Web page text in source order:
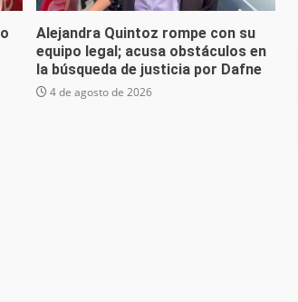
Alejandra Quintoz rompe con su
equipo legal; acusa obstáculos en
la búsqueda de justicia por Dafne
4 de agosto de 2026